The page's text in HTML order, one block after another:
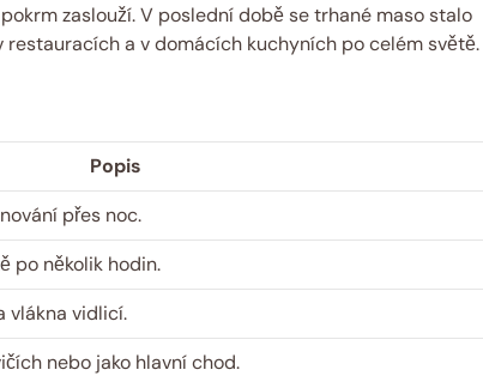
zaslouží. V poslední době se trhané maso stalo
a v domácích kuchyních po celém světě.
Popis
přes noc.
po několik hodin.
vlákna vidlicí.
nebo jako hlavní chod.